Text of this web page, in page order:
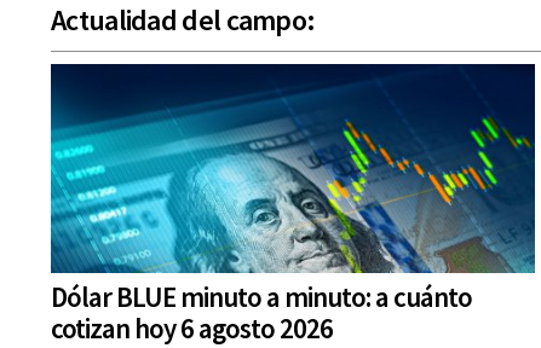
Actualidad del campo:
Dólar BLUE minuto a minuto: a cuánto
cotizan hoy 6 agosto 2026